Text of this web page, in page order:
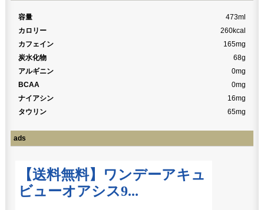
容量
473ml
カロリー
260kcal
カフェイン
165mg
炭水化物
68g
アルギニン
0mg
BCAA
0mg
ナイアシン
16mg
タウリン
65mg
ads